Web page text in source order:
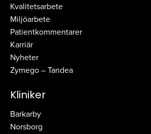
Kvalitetsarbete
Miljöarbete
Patientkommentarer
Karriär
Nyheter
Zymego – Tandea
Kliniker
Barkarby
Norsborg